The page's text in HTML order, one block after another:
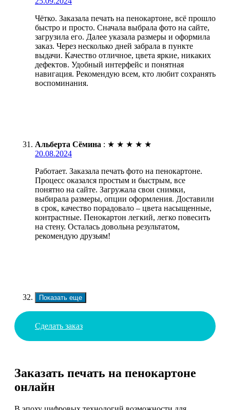
Чётко. Заказала печать на пенокартоне, всё прошло
быстро и просто. Сначала выбрала фото на сайте,
загрузила его. Далее указала размеры и оформила
заказ. Через несколько дней забрала в пункте
выдачи. Качество отличное, цвета яркие, никаких
дефектов. Удобный интерфейс и понятная
навигация. Рекомендую всем, кто любит сохранять
воспоминания.
Альберта Сёмина : ★ ★ ★ ★ ★
20.08.2024
Работает. Заказала печать фото на пенокартоне.
Процесс оказался простым и быстрым, все
понятно на сайте. Загружала свои снимки,
выбирала размеры, опции оформления. Доставили
в срок, качество порадовало – цвета насыщенные,
контрастные. Пенокартон легкий, легко повесить
на стену. Осталась довольна результатом,
рекомендую друзьям!
Показать еще
Сделать заказ
Заказать печать на пенокартоне
онлайн